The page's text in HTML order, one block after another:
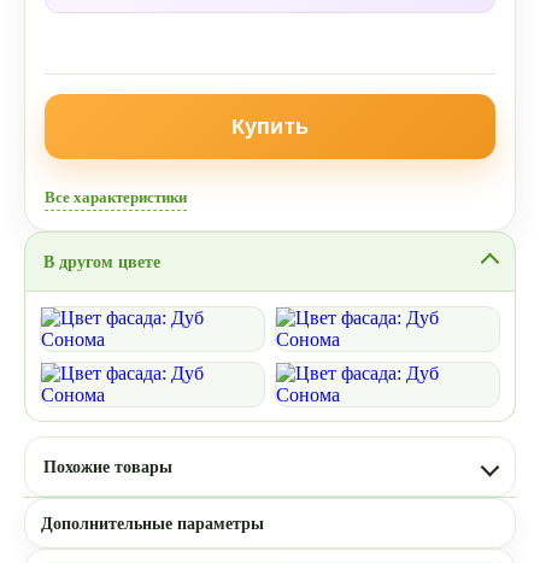
Купить
Все характеристики
В другом цвете
Похожие товары
Дополнительные параметры